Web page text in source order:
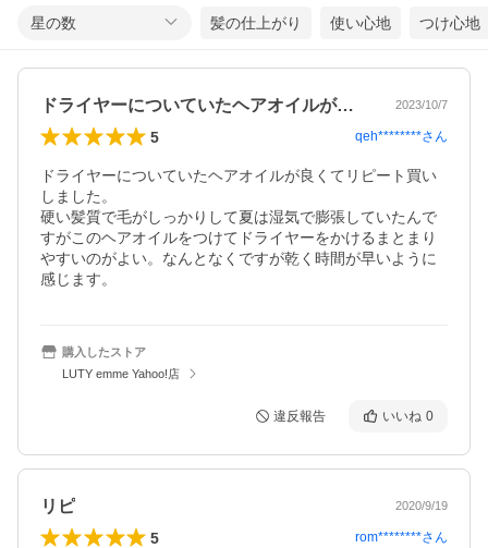
星の数 髪の仕上がり 使い心地 つけ心地
ドライヤーについていたヘアオイルが良く… 2023/10/7
5 qeh********さん
ドライヤーについていたヘアオイルが良くてリピート買い
しました。
硬い髪質で毛がしっかりして夏は湿気で膨張していたんで
すがこのヘアオイルをつけてドライヤーをかけるまとまり
やすいのがよい。なんとなくですが乾く時間が早いように
感じます。
購入したストア
LUTY emme Yahoo!店
違反報告 いいね 0
リピ 2020/9/19
5 rom********さん